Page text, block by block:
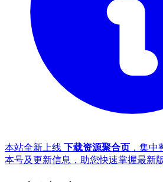
本站全新上线 下载资源聚合页 ，集
本号及更新信息，助您快速掌握最新